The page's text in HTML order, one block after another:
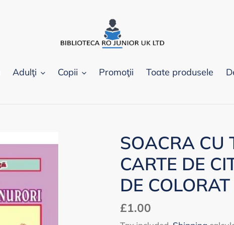
Adulţi Copii Promoţii Toate produsele
SOACRA CU
CARTE DE
DE COLORAT
Regular
£1.00